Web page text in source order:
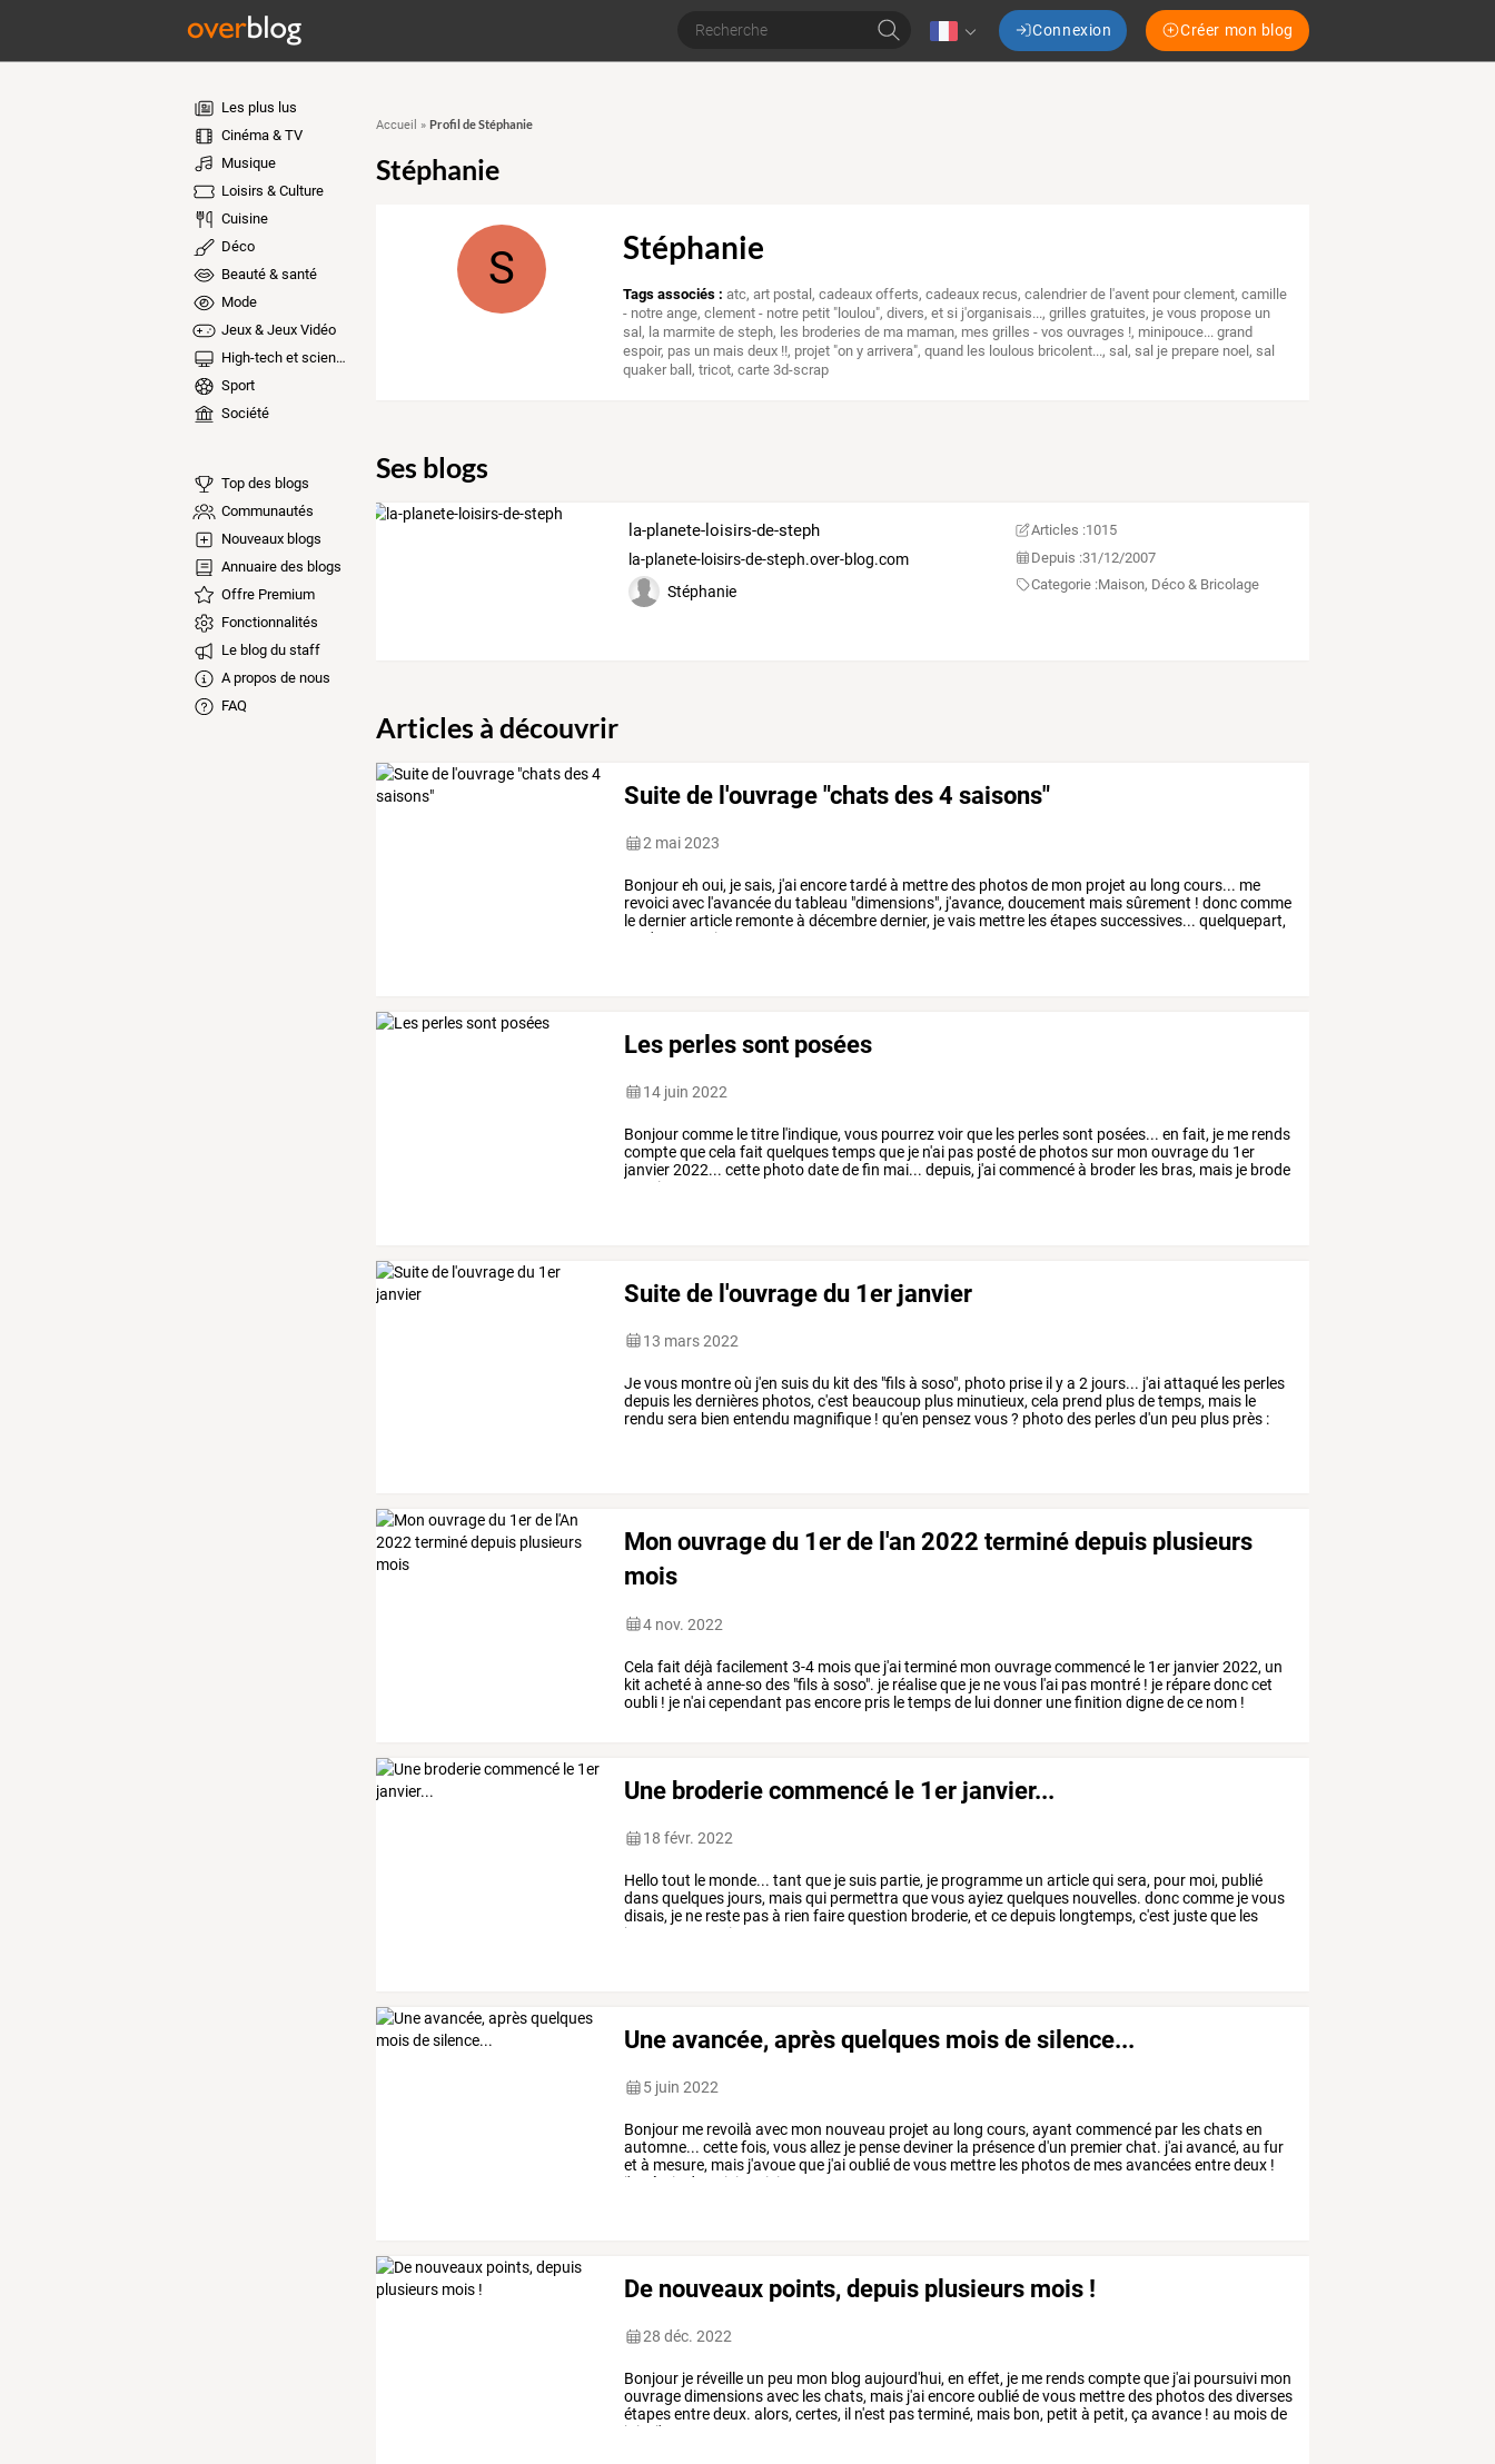
Connexion Créer mon blog
Les plus lus
Cinéma & TV
Musique
Loisirs & Culture
Cuisine
Déco
Beauté & santé
Mode
Jeux & Jeux Vidéo
High-tech et sciences
Sport
Société
Top des blogs
Communautés
Nouveaux blogs
Annuaire des blogs
Offre Premium
Fonctionnalités
Le blog du staff
A propos de nous
FAQ
Accueil » Profil de Stéphanie
Stéphanie
S Stéphanie
Tags associés : atc,art postal,cadeaux offerts,cadeaux recus,calendrier de l'avent pour clement,camille
- notre ange,clement - notre petit "loulou",divers,et si j'organisais...,grilles gratuites, je vous propose un
sal, la marmite de steph, les broderies de ma maman, mes grilles - vos ouvrages !, minipouce... grand
espoir, pas un mais deux !!, projet "on y arrivera",quand les loulous bricolent...,sal,sal je prepare noel,sal
quaker ball,tricot,carte 3d-scrap
Ses blogs
la-planete-loisirs-de-steph
la-planete-loisirs-de-steph.over-blog.com
Stéphanie
Articles :1015
Depuis :31/12/2007
Categorie :Maison, Déco & Bricolage
Articles à découvrir
Suite de l'ouvrage "chats des 4 saisons"
2 mai 2023
Bonjoureh oui, jesais, j'aiencoretardéà mettredes photosde mon projet au long cours... me
revoiciavec l'avancéedu tableau "dimensions", j'avance, doucement maissûrement ! donccomme
ledernierarticle remonteà décembredernier, jevais mettre lesétapessuccessives... quelquepart,
n'est si
Les perles sont posées
14 juin 2022
Bonjourcomme letitre l'indique, vous pourrezvoirque les perlessont posées... en fait, je me rends
comptequecela fait quelquestempsque je n'ai pas postéde photossur mon ouvragedu 1er
janvier2022... cette photodatedefin mai... depuis, j'aicommencéà broder les bras, mais je brode
aussi
Suite de l'ouvrage du 1er janvier
13 mars 2022
Je vous montre où j'en suis du kit des "fils à soso", photo prise il y a 2 jours... j'ai attaqué les perles
depuis les dernières photos, c'est beaucoup plus minutieux, cela prend plus de temps, mais le
rendu sera bien entendu magnifique ! qu'en pensez vous ? photo des perles d'un peu plus près :
Mon ouvrage du 1er de l'an 2022 terminé depuis plusieurs
mois
4 nov. 2022
Cela fait déjà facilement 3-4 mois que j'ai terminé mon ouvrage commencé le 1er janvier 2022, un
kit acheté à anne-so des "fils à soso". je réalise que je ne vous l'ai pas montré ! je répare donc cet
oubli ! je n'ai cependant pas encore pris le temps de lui donner une finition digne de ce nom !
Une broderie commencé le 1er janvier...
18 févr. 2022
Hellotout le monde... tant que jesuis partie, je programme un articlequisera, pour moi, publié
dansquelques jours, maisqui permettra quevousayiezquelques nouvelles. donccomme jevous
disais, je ne reste pasà rien fairequestion broderie,et cedepuis longtemps,c'est justeque les
jours
vite,
Une avancée, après quelques mois de silence...
5 juin 2022
Bonjour me revoilà avec mon nouveau projet au long cours,ayant commencé par leschatsen
automne... cettefois,vousallez je pensedeviner la présenced'un premierchat. j'aiavancé,au fur
et à mesure, mais j'avoueque j'aioubliédevous mettre les photosde mesavancéesentredeux !
j'en
étais donc ici voici
De nouveaux points, depuis plusieurs mois !
28 déc. 2022
Bonjour je réveille un peu mon blog aujourd'hui, en effet, je me rendscompteque j'ai poursuivi mon
ouvragedimensionsavec leschats, mais j'aiencoreoubliédevous mettredes photosdesdiverses
étapesentredeux. alors, certes, il n'est pasterminé, mais bon, petit à petit, ça avance ! au moisde
juin,
j'en